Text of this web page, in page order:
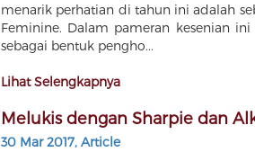
menarik perhatian di tahun ini adalah
Feminine. Dalam pameran kesenian
sebagai bentuk pengho...
Lihat Selengkapnya
Melukis dengan Sharpie dan
30 Mar 2017, Article